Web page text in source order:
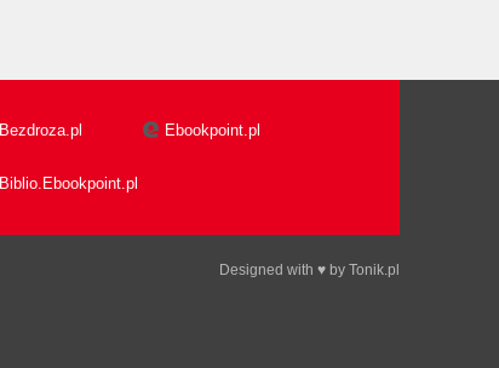
Bezdroza.pl Ebookpoint.pl
Biblio.Ebookpoint.pl
Designed with ♥ by Tonik.pl